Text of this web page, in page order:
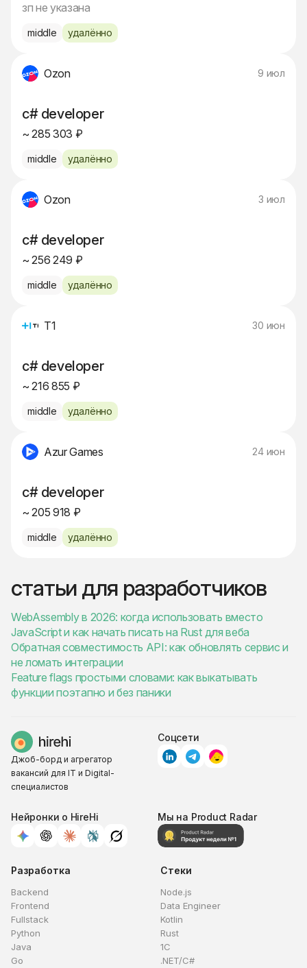
зп не указана
middle удалённо
Ozon 9 июл
c# developer
~ 285 303 ₽
middle удалённо
Ozon 3 июл
c# developer
~ 256 249 ₽
middle удалённо
Т1 30 июн
c# developer
~ 216 855 ₽
middle удалённо
Azur Games 24 июн
c# developer
~ 205 918 ₽
middle удалённо
статьи для разработчиков
WebAssembly в 2026: когда использовать вместо
JavaScript и как начать писать на Rust для веба
Обратная совместимость API: как обновлять сервис и
не ломать интеграции
Feature flags простыми словами: как выкатывать
функции поэтапно и без паники
Джоб-борд и агрегатор
вакансий для IT и Digital-
специалистов
Соцсети
Нейронки о HireHi Мы на Product Radar
Разработка
Backend
Frontend
Fullstack
Python
Java
Go
Стеки
Node.js
Data Engineer
Kotlin
Rust
1C
.NET/C#